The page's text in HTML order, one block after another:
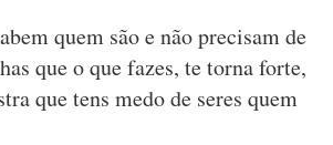
quem são e não precisam de
que o que fazes, te torna forte,
que tens medo de seres quem